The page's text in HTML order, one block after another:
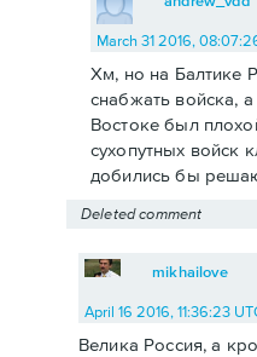
March 31 2016,
Хм, но на Балтике
снабжать войска,
Востоке был
сухопутных войск
добились бы
Deleted comment
mikhailove
April 16 2016, 11:36:23
Велика Россия, а